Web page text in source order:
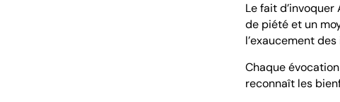
Le fait
de piété et un
l’exaucement
Chaque
reconnaît les